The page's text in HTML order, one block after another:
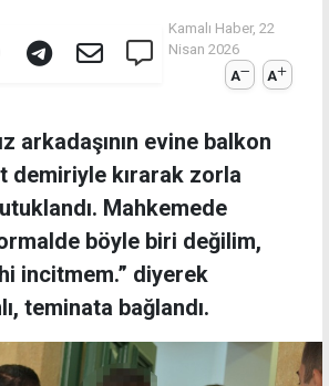
Kamalı Haber,22
Nisan 2026
A
A
arkadaşının evine balkon
demiriyle kırarak zorla
Mahkemede
böyle biri değilim,
incitmem.” diyerek
teminata bağlandı.